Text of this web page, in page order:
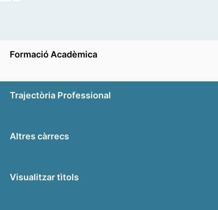
Formació Acadèmica
Trajectòria Professional
Altres càrrecs
Visualitzar tìtols